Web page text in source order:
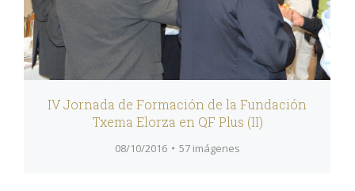
IV Jornada de Formación de la Fundación
Txema Elorza en QF Plus (II)
08/10/2016 57 imágenes